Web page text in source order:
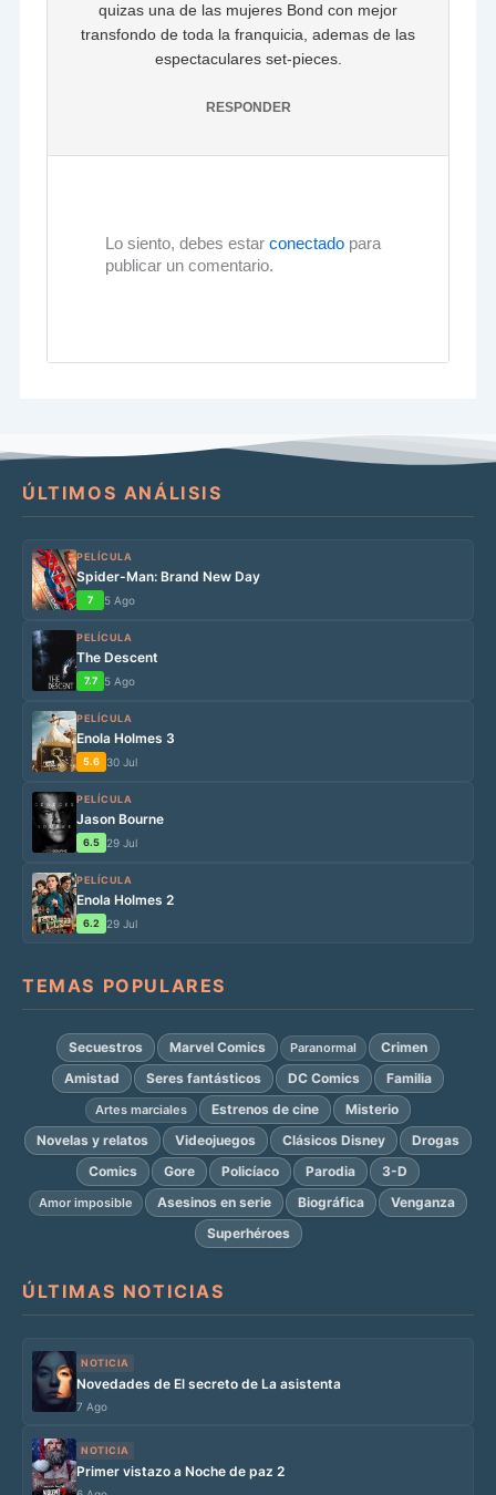
quizas una de las mujeres Bond con mejor
transfondo de toda la franquicia, ademas de las
espectaculares set-pieces.
RESPONDER
Lo siento, debes estar conectadopara
publicar un comentario.
ÚLTIMOS ANÁLISIS
PELÍCULA
Spider-Man: Brand New Day
7 5 Ago
PELÍCULA
The Descent
7.7 5 Ago
PELÍCULA
Enola Holmes 3
5.6 30 Jul
PELÍCULA
Jason Bourne
6.5 29 Jul
PELÍCULA
Enola Holmes 2
6.2 29 Jul
TEMAS POPULARES
Secuestros Marvel Comics Paranormal
Crimen
Amistad
Seres fantásticos DC Comics Familia
Artes marciales Estrenos de cine
Misterio
Novelas y relatos
Videojuegos Clásicos Disney
Drogas
Comics
Gore Policíaco Parodia 3-D
Amor imposible Asesinos en serie Biográfica
Venganza
Superhéroes
ÚLTIMAS NOTICIAS
NOTICIA
Novedades de El secreto de La asistenta
7 Ago
NOTICIA
Primer vistazo a Noche de paz 2